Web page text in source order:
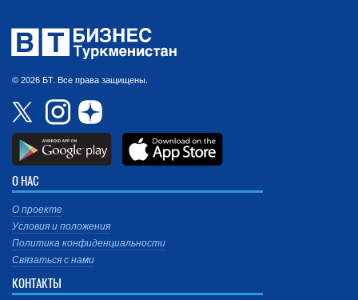
© 2026 БТ. Все права защищены.
О НАС
О проекте
Условия и положения
Политика конфиденциальности
Связаться с нами
КОНТАКТЫ